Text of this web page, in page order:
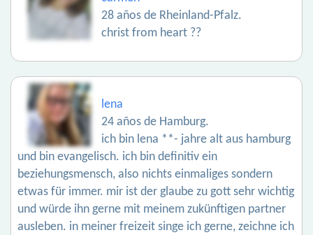
28 años de Rheinland-Pfalz.
christ from heart ??
lena
24 años de Hamburg.
ich bin lena **- jahre alt aus hamburg
und bin evangelisch. ich bin definitiv ein
beziehungsmensch, also nichts einmaliges sondern
etwas für immer. mir ist der glaube zu gott sehr wichtig
und würde ihn gerne mit meinem zukünftigen partner
ausleben. in meiner freizeit singe ich gerne, zeichne ich